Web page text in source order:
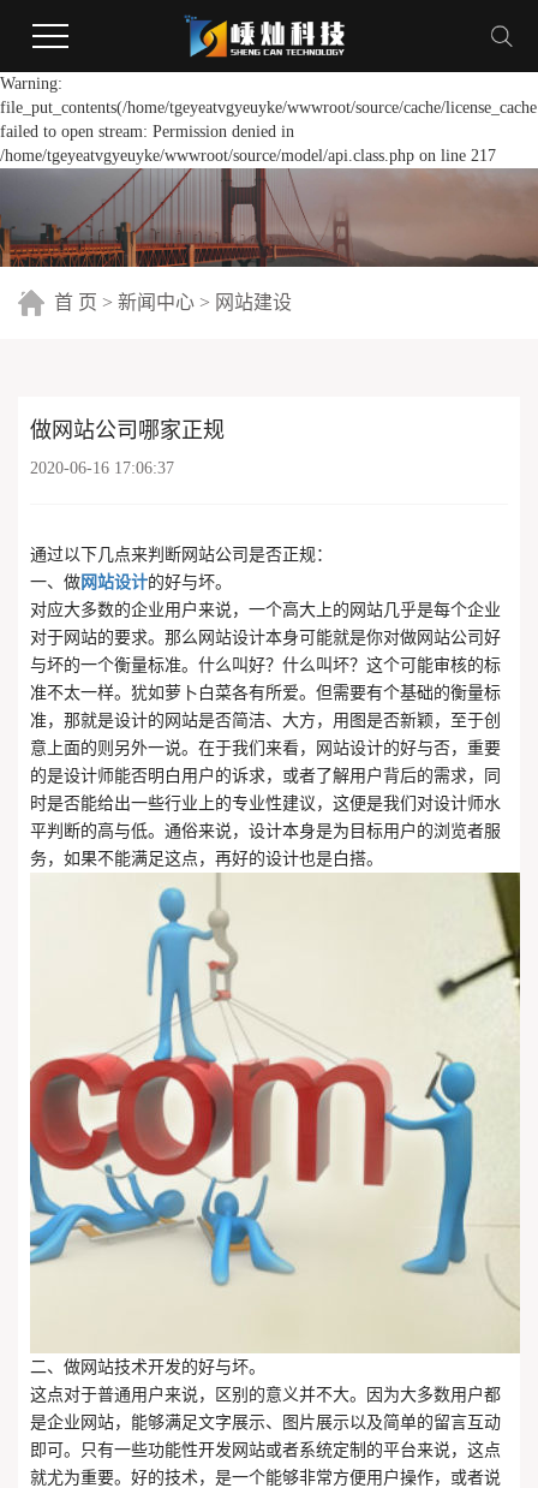
Warning:
file_put_contents(/home/tgeyeatvgyeuyke/wwwroot/source/cache/
failed to open stream: Permission denied in
/home/tgeyeatvgyeuyke/wwwroot/source/model/api.class.php on line 217
首 页 > 新闻中心 > 网站建设
做网站公司哪家正规
2020-06-16 17:06:37
通过以下几点来判断网站公司是否正规：
一、做网站设计的好与坏。
对应大多数的企业用户来说，一个高大上的网站几乎是每个企业
对于网站的要求。那么网站设计本身可能就是你对做网站公司好
与坏的一个衡量标准。什么叫好？什么叫坏？这个可能审核的标
准不太一样。犹如萝卜白菜各有所爱。但需要有个基础的衡量标
准，那就是设计的网站是否简洁、大方，用图是否新颖，至于创
意上面的则另外一说。在于我们来看，网站设计的好与否，重要
的是设计师能否明白用户的诉求，或者了解用户背后的需求，同
时是否能给出一些行业上的专业性建议，这便是我们对设计师水
平判断的高与低。通俗来说，设计本身是为目标用户的浏览者服
务，如果不能满足这点，再好的设计也是白搭。
二、做网站技术开发的好与坏。
这点对于普通用户来说，区别的意义并不大。因为大多数用户都
是企业网站，能够满足文字展示、图片展示以及简单的留言互动
即可。只有一些功能性开发网站或者系统定制的平台来说，这点
就尤为重要。好的技术，是一个能够非常方便用户操作，或者说